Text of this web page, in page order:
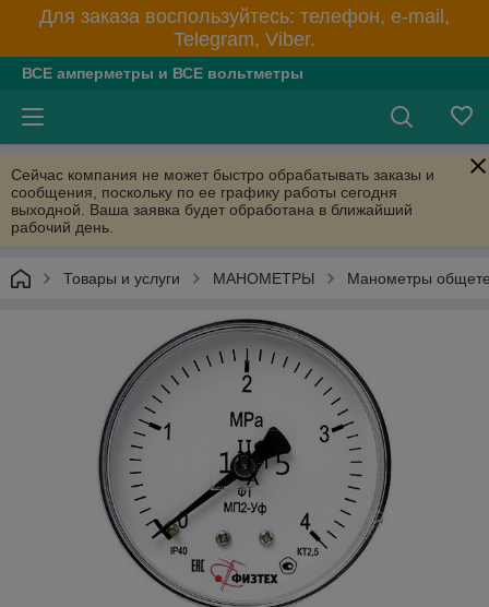
Для заказа воспользуйтесь: телефон, e-mail,
Telegram, Viber.
ВСЕ амперметры и ВСЕ вольтметры
Сейчас компания не может быстро обрабатывать заказы и
сообщения, поскольку по ее графику работы сегодня
выходной. Ваша заявка будет обработана в ближайший
рабочий день.
Товары и услуги МАНОМЕТРЫ Манометры